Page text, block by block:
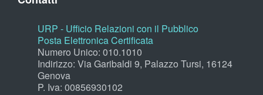
URP - Ufficio Relazioni con il Pubblico
Posta Elettronica Certificata
Numero Unico: 010.1010
Indirizzo: Via Garibaldi 9, Palazzo Tursi, 16124
Genova
P. Iva: 00856930102